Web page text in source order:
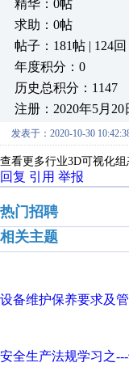
精华：0帖
求助：0帖
帖子：181帖 | 124回
年度积分：0
历史总积分：1147
注册：2020年5月20
发表于：2020-10-30
查看更多行业3D可视化组
回复 引用 举报
热门招聘
相关主题
设备维护保养要求及
安全生产法规学习之